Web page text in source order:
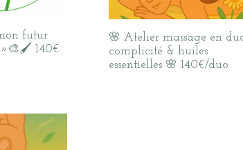
futur
»🎨🖌️ 140€
🌸 Atelier massage en
complicité & huiles
essentielles 🌸 140€/duo